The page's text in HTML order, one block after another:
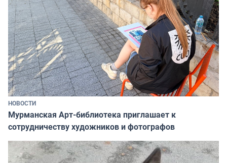
НОВОСТИ
Мурманская Арт-библиотека приглашает к
сотрудничеству художников и фотографов